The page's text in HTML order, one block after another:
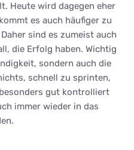
Heute wird dagegen eher
es auch häufiger zu
sind es zumeist auch
die Erfolg haben. Wichtig
sondern auch die
schnell zu sprinten,
gut kontrolliert
immer wieder in das